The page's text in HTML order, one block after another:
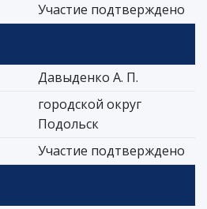
Участие подтверждено
Давыденко А. П.
городской округ
Подольск
Участие подтверждено